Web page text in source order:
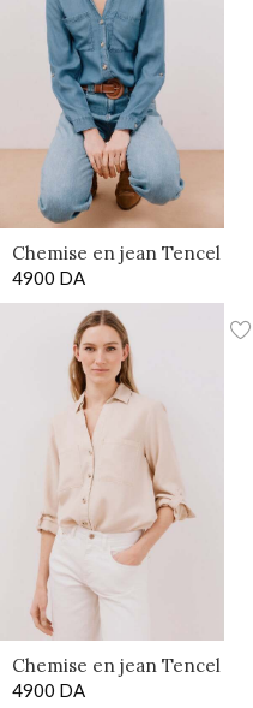
Chemise en jean Tencel
4900 DA
Chemise en jean Tencel
4900 DA